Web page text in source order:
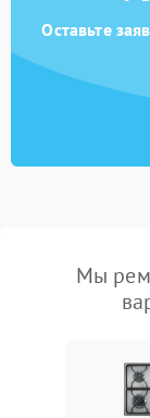
Оставьте
Мы